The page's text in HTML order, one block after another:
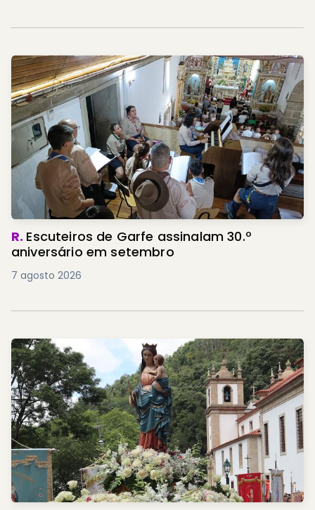
R. Escuteiros de Garfe assinalam 30.º
aniversário em setembro
7 agosto 2026